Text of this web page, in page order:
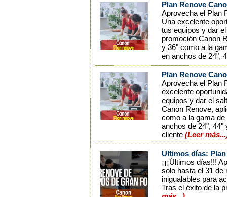
Plan Renove
Aprovecha el Plan
Una excelente
tus equipos y dar
promoción Canon
y 36" como a la
en anchos de 24",
Plan Renove
Aprovecha el Plan
excelente
equipos y dar el
Canon Renove,
como a la gama
anchos de 24", 44"
cliente (Leer
Últimos días:
¡¡¡Últimos días!!!
solo hasta el 31 de
inigualables para
Tras el éxito de la